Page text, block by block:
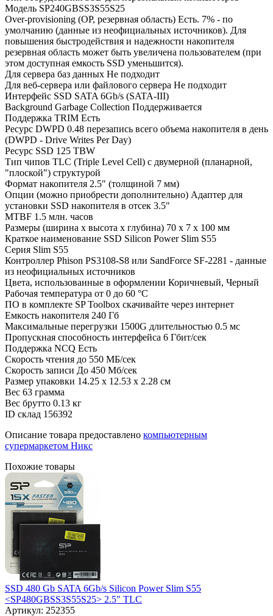
Модель SP240GBSS3S55S25
Over-provisioning (OP, резервная область) Есть. 7% - по
умолчанию (данные из неофициальных источников). Для
повышения быстродействия и надежности накопителя
резервная область может быть увеличена пользователем (при
этом доступная емкость SSD уменьшится).
Для сервера баз данных Не подходит
Для веб-сервера или файлового сервера Не подходит
Интерфейс SSD SATA 6Gb/s (SATA-III)
Background Garbage Collection Поддерживается
Поддержка TRIM Есть
Ресурс DWPD 0.48 перезапись всего объема накопителя в день
(DWPD - Drive Writes Per Day)
Ресурс SSD 125 TBW
Тип чипов TLC (Triple Level Cell) с двумерной (планарной,
"плоской") структурой
Формат накопителя 2.5" (толщиной 7 мм)
Опции (можно приобрести дополнительно) Адаптер для
установки SSD накопителя в отсек 3.5"
MTBF 1.5 млн. часов
Размеры (ширина x высота x глубина) 70 x 7 x 100 мм
Краткое наименование SSD Silicon Power Slim S55
Серия Slim S55
Контроллер Phison PS3108-S8 или SandForce SF-2281 - данные
из неофициальных источников
Цвета, использованные в оформлении Коричневый, Черный
Рабочая температура от 0 до 60 °C
ПО в комплекте SP Toolbox скачивайте через интернет
Емкость накопителя 240 Гб
Максимальные перегрузки 1500G длительностью 0.5 мс
Пропускная способность интерфейса 6 Гбит/сек
Поддержка NCQ Есть
Скорость чтения до 550 МБ/сек
Скорость записи До 450 Мб/сек
Размер упаковки 14.25 x 12.53 x 2.28 см
Вес 63 грамма
Вес брутто 0.13 кг
ID склад 156392
Описание товара предоставлено компьютерным
супермаркетом Никс
Похожие товары
SSD 480 Gb SATA 6Gb/s Silicon Power Slim S55
<SP480GBSS3S55S25> 2.5" TLC
Артикул: 252355